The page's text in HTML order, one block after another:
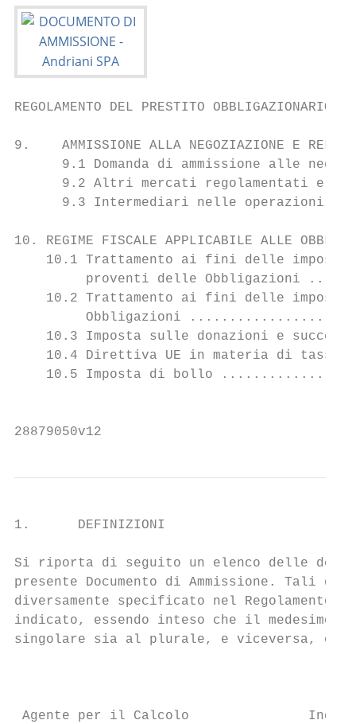
REGOLAMENTO DEL PRESTITO
9.    AMMISSIONE ALLA NEGOZIAZIONE E
9.1 Domanda di ammissione alle
9.2 Altri mercati regolamentati e
9.3 Intermediari nelle operazioni
10. REGIME FISCALE APPLICABILE ALLE
10.1 Trattamento ai fini delle
proventi delle Obbligazioni
10.2 Trattamento ai fini delle
Obbligazioni
10.3 Imposta sulle donazioni e
10.4 Direttiva UE in materia di
10.5 Imposta di bollo
28879050v12
1.      DEFINIZIONI
Si riporta di seguito un elenco delle
presente Documento di Ammissione. Tali
diversamente specificato nel
indicato, essendo inteso che il
singolare sia al plurale, e viceversa,
Agente per il Calcolo               Indica